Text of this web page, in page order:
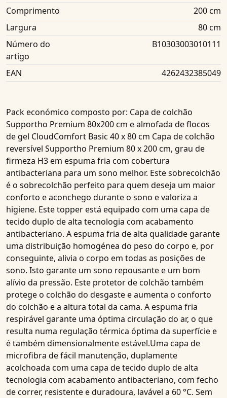
Comprimento
200 cm
Largura
80 cm
Número do
artigo
B10303003010111
EAN 4262432385049
Pack económico composto por: Capa de colchão
Supportho Premium 80x200 cm e almofada de flocos
de gel CloudComfort Basic 40 x 80 cm Capa de colchão
reversível Supportho Premium 80 x 200 cm, grau de
firmeza H3em espuma fria com cobertura
antibacteriana para um sono melhor. Este sobrecolchão
é o sobrecolchão perfeito para quem deseja um maior
conforto e aconchego durante o sono e valoriza a
higiene. Este topper está equipado com uma capa de
tecido duplo de alta tecnologia com acabamento
antibacteriano. A espuma fria de alta qualidade garante
uma distribuição homogénea do peso do corpo e, por
conseguinte, alivia o corpo em todas as posições de
sono. Isto garante um sono repousante e um bom
alívio da pressão. Este protetor de colchão também
protege o colchão do desgaste e aumenta o conforto
do colchão e a altura total da cama. A espuma fria
respirável garante uma óptima circulação do ar, o que
resulta numa regulação térmica óptima da superfície e
é também dimensionalmente estável.Uma capa de
microfibra de fácil manutenção, duplamente
acolchoada com uma capa de tecido duplo de alta
tecnologia com acabamento antibacteriano, com fecho
de correr, resistente e duradoura, lavável a 60 °C. Sem